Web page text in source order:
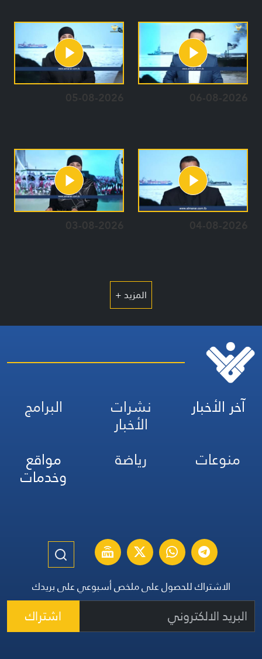
06-08-2026
05-08-2026
04-08-2026
03-08-2026
المزيد +
آخر الأخبار نشرات
الأخبار
البرامج
منوعات
رياضة مواقع
وخدمات
الاشتراك للحصول على ملخص أسبوعي على بريدك
اشتراك